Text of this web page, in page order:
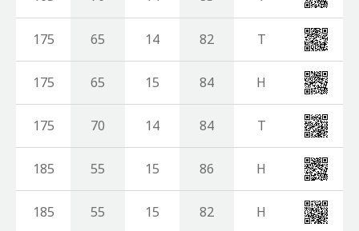
175 65 14 82 T
175 65 15 84 H
175 70 14 84 T
185 55 15 86 H
185 55 15 82 H